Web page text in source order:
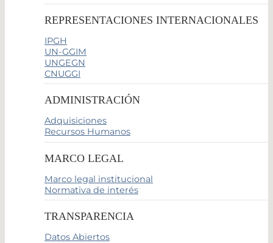
REPRESENTACIONES INTERNACIONALES
IPGH
UN-GGIM
UNGEGN
CNUGGI
ADMINISTRACIÓN
Adquisiciones
Recursos Humanos
MARCO LEGAL
Marco legal institucional
Normativa de interés
TRANSPARENCIA
Datos Abiertos